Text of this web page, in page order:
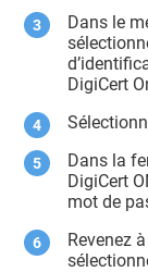
Dans le
DigiCert
Dans la
DigiCert
mot de
Revenez